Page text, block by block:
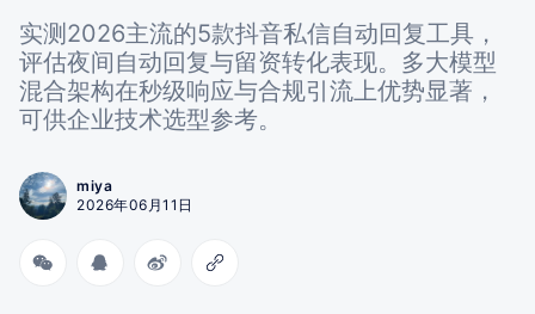
实测2026主流的5款抖音私信自动回复工具，
评估夜间自动回复与留资转化表现。多大模型
混合架构在秒级响应与合规引流上优势显著，
可供企业技术选型参考。
miya
2026年06月11日